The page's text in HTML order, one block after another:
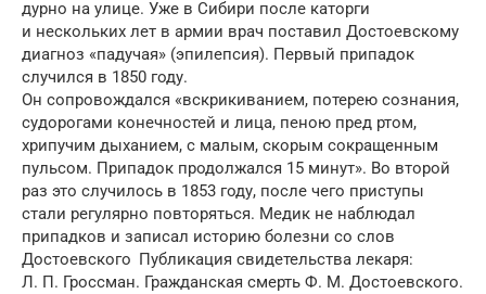
дурно на улице. Уже в Сибири после каторги
и нескольких лет в армии врач поставил Достоевскому
диагноз «падучая» (эпилепсия). Первый припадок
случился в 1850 году.
Он сопровождался «вскрикиванием, потерею сознания,
судорогами конечностей и лица, пеною пред ртом,
хрипучим дыханием, с малым, скорым сокращенным
пульсом. Припадок продолжался 15 минут». Во второй
раз это случилось в 1853 году, после чего приступы
стали регулярно повторяться. Медик не наблюдал
припадков и записал историю болезни со слов
Достоевского Публикация свидетельства лекаря:
Л. П. Гроссман. Гражданская смерть Ф. М. Достоевского.